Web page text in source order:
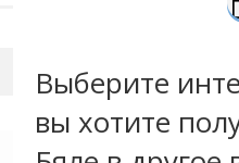
Выберите
вы хотите